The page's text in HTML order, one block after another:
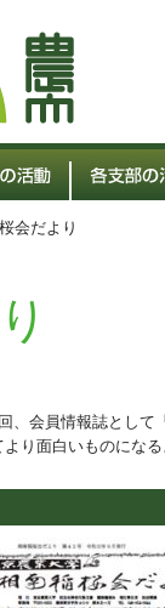
会だより
、会員情報誌として
り面白いものにな